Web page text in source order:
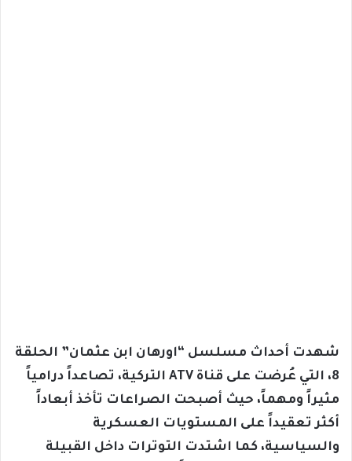
شهدت أحداث مسلسل “اورهان ابن عثمان” الحلقة
8، التي عُرضت على قناة ATV التركية، تصاعداً درامياً
مثيراً ومهماً، حيث أصبحت الصراعات تأخذ أبعاداً
أكثر تعقيداً على المستويات العسكرية
والسياسية، كما اشتدت التوترات داخل القبيلة